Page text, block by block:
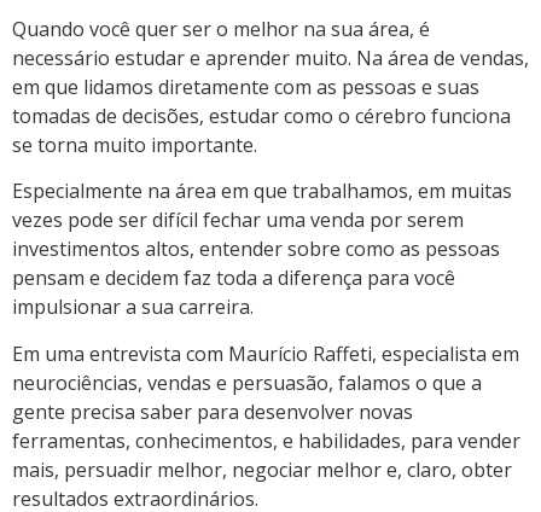
Quando você quer ser o melhor na sua área, é
necessário estudar e aprender muito. Na área de vendas,
em que lidamos diretamente com as pessoas e suas
tomadas de decisões, estudar como o cérebro funciona
se torna muito importante.
Especialmente na área em que trabalhamos, em muitas
vezes pode ser difícil fechar uma venda por serem
investimentos altos, entender sobre como as pessoas
pensam e decidem faz toda a diferença para você
impulsionar a sua carreira.
Em uma entrevista com Maurício Raffeti, especialista em
neurociências, vendas e persuasão, falamos o que a
gente precisa saber para desenvolver novas
ferramentas, conhecimentos, e habilidades, para vender
mais, persuadir melhor, negociar melhor e, claro, obter
resultados extraordinários.